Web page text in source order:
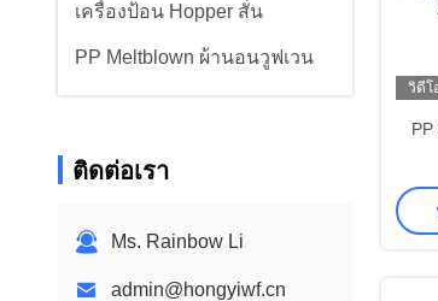
เครื่องป้อน Hopper สั่น
PP Meltblown ผ้านอนวูฟเวน
ติดต่อเรา
Ms. Rainbow Li
admin@hongyiwf.cn
วิดีโ